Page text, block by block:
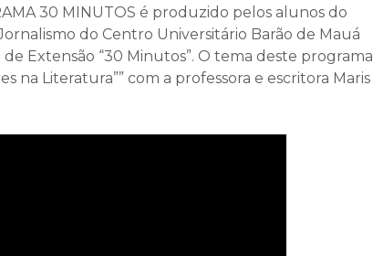
30 MINUTOS é produzido pelos alunos do
do Centro Universitário Barão de Mauá
de Extensão “30 Minutos”. O tema deste programa
na Literatura”” com a professora e escritora Maris